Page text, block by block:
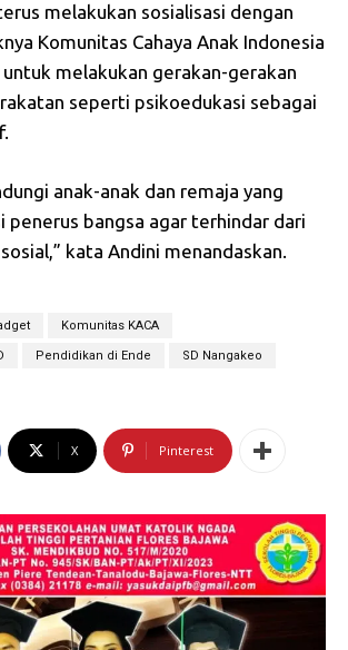
melakukan sosialisasi dengan
Komunitas Cahaya Anak Indonesia
melakukan gerakan-gerakan
seperti psikoedukasi sebagai
anak-anak dan remaja yang
penerus bangsa agar terhindar dari
kata Andini menandaskan.
Komunitas KACA
Pendidikan di Ende SD Nangakeo
X Pinterest